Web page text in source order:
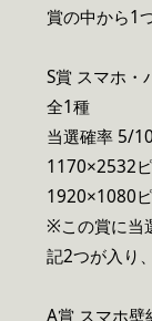
賞の中から1
S賞 スマホ
全1種
当選確率 5/
1170×2532
1920×1080
※この賞に当
記2つが入り
A賞 スマホ